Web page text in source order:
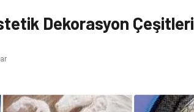
Dekorasyon Çeşitleri